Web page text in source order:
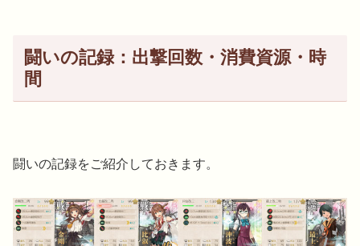
闘いの記録：出撃回数・消費資源・時
間
闘いの記録をご紹介しておきます。